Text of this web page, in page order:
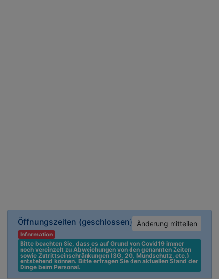
Öffnungszeiten (geschlossen) Änderung mitteilen
Information
Bitte beachten Sie, dass es auf Grund von Covid19 immer
noch vereinzelt zu Abweichungen von den genannten Zeiten
sowie Zutrittseinschränkungen (3G, 2G, Mundschutz, etc.)
entstehend können. Bitte erfragen Sie den aktuellen Stand der
Dinge beim Personal.